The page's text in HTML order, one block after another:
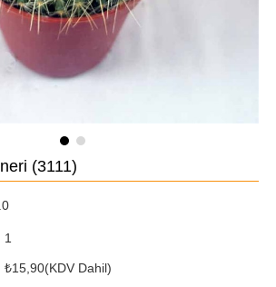
(3111)
1
₺15,90(KDV Dahil)